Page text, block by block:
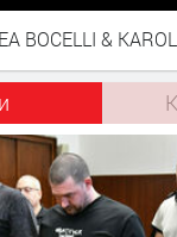
BOCELLI &